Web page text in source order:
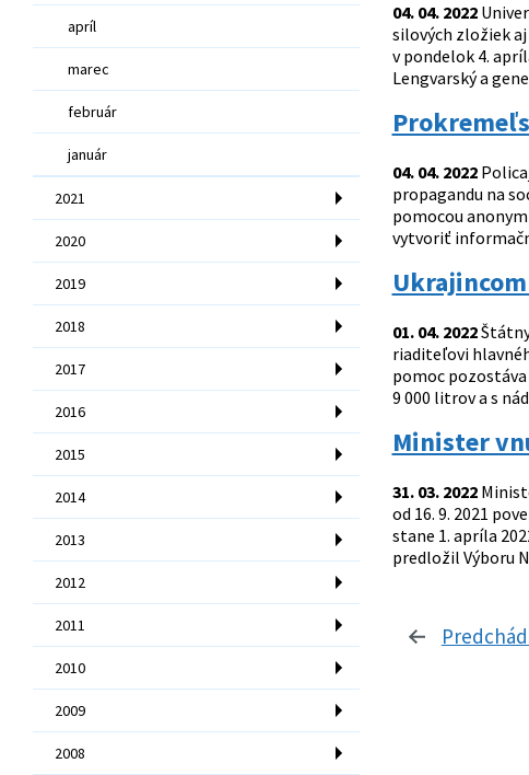
apríl
marec
február
január
2021
2020
2019
2018
2017
2016
2015
2014
2013
2012
2011
2010
2009
2008
04. 04. 2022
silových zložiek
v pondelok 4.
Lengvarský a
04. 04. 2022
propagandu na
pomocou
vytvoriť
01. 04. 2022Štátny
riaditeľovi
pomoc pozostáva
9 000 litrov a s
Minister
31. 03. 2022
od 16. 9. 2021
stane 1. apríla
predložil Výboru